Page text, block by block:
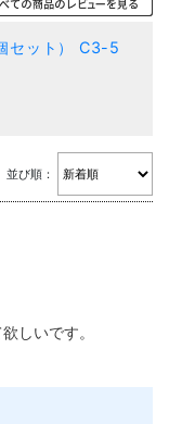
セット） C3-5
並び順：
しいです。